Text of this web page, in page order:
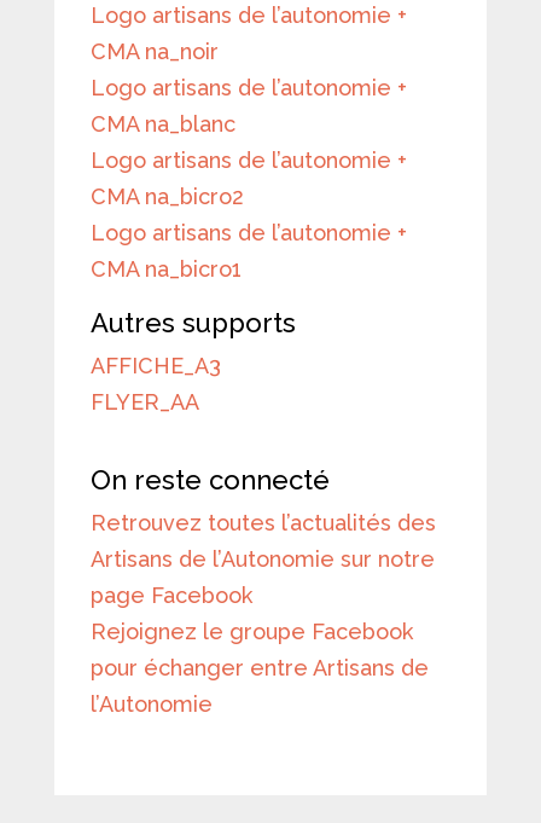
Logo artisans de l’autonomie +
CMA na_noir
Logo artisans de l’autonomie +
CMA na_blanc
Logo artisans de l’autonomie +
CMA na_bicro2
Logo artisans de l’autonomie +
CMA na_bicro1
Autres supports
AFFICHE_A3
FLYER_AA
On reste connecté
Retrouvez toutes l’actualités des
Artisans de l’Autonomie sur notre
page Facebook
Rejoignez le groupe Facebook
pour échanger entre Artisans de
l’Autonomie